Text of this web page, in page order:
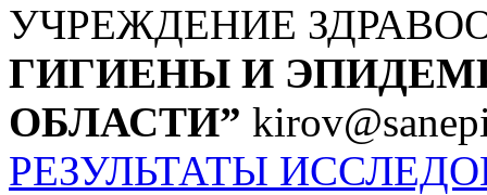
УЧРЕЖДЕНИЕ
ГИГИЕНЫ И
ОБЛАСТИ”
РЕЗУЛЬТАТЫ